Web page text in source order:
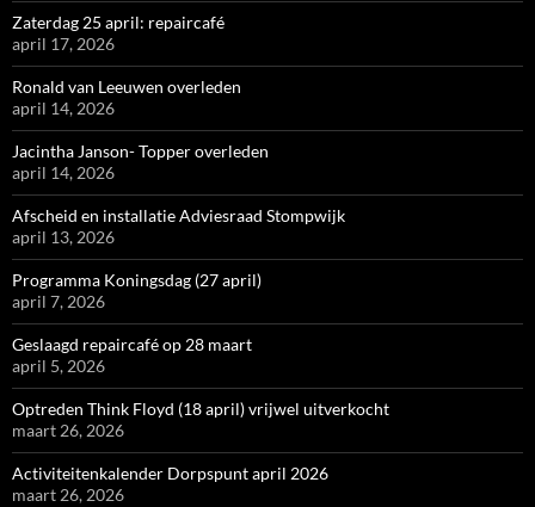
Zaterdag 25 april: repaircafé
april 17, 2026
Ronald van Leeuwen overleden
april 14, 2026
Jacintha Janson- Topper overleden
april 14, 2026
Afscheid en installatie Adviesraad Stompwijk
april 13, 2026
Programma Koningsdag (27 april)
april 7, 2026
Geslaagd repaircafé op 28 maart
april 5, 2026
Optreden Think Floyd (18 april) vrijwel uitverkocht
maart 26, 2026
Activiteitenkalender Dorpspunt april 2026
maart 26, 2026